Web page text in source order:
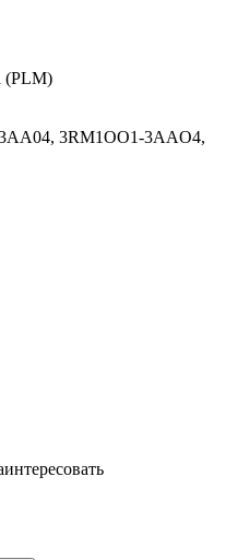
(PLM)
3RM1OO1-3AAO4,